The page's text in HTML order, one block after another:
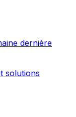
dernière
solutions